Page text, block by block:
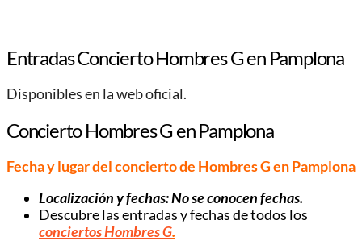
Entradas Concierto Hombres G en Pamplona
Disponibles en la web oficial.
Concierto Hombres G en Pamplona
Fecha y lugar del concierto de Hombres G en Pamplona
Localización y fechas: No se conocen fechas.
Descubre las entradas y fechas de todos los
conciertos Hombres G.